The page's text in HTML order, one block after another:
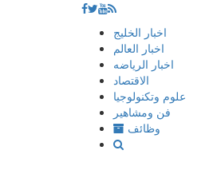
إذهب
المحتوى
اخبار الخليج
اخبار العالم
اخبار الرياضه
الاقتصاد
علوم وتكنولوجيا
فن ومشاهير
وظائف